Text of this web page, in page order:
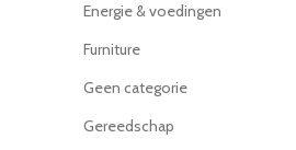
Energie & voedingen
Furniture
Geen categorie
Gereedschap